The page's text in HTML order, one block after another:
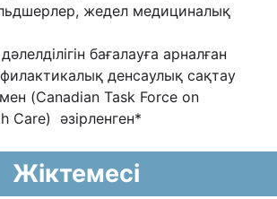
жедел медициналық
бағалауға арналған
денсаулық сақтау
(Canadian Task Force on
Care) әзірленген*
Жіктемесі